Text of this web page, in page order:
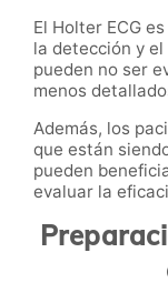
El Holter ECG
la detección y
pueden no ser
menos
Además, los
que están
pueden
evaluar la